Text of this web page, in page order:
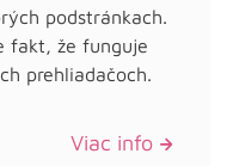
podstránkach.
fakt, že funguje
prehliadačoch.
Viac info